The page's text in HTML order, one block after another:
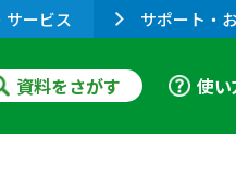
サービス サポート・
資料をさがす 使